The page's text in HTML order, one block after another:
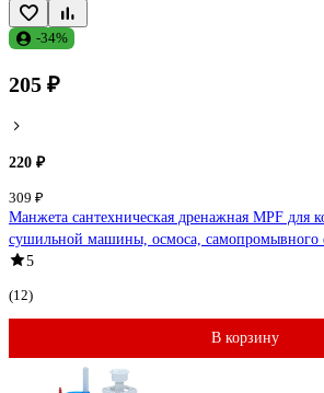
-34%
205 ₽
220 ₽
309 ₽
Манжета сантехническая дренажная MPF для
сушильной машины, осмоса, самопромывного
5
(12)
В корзину